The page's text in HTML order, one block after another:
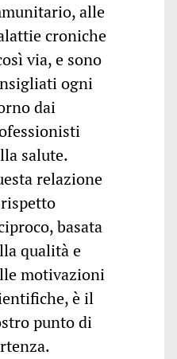
alle
croniche
via, e sono
ogni
dai
salute.
relazione
basata
qualità e
motivazioni
è il
punto di